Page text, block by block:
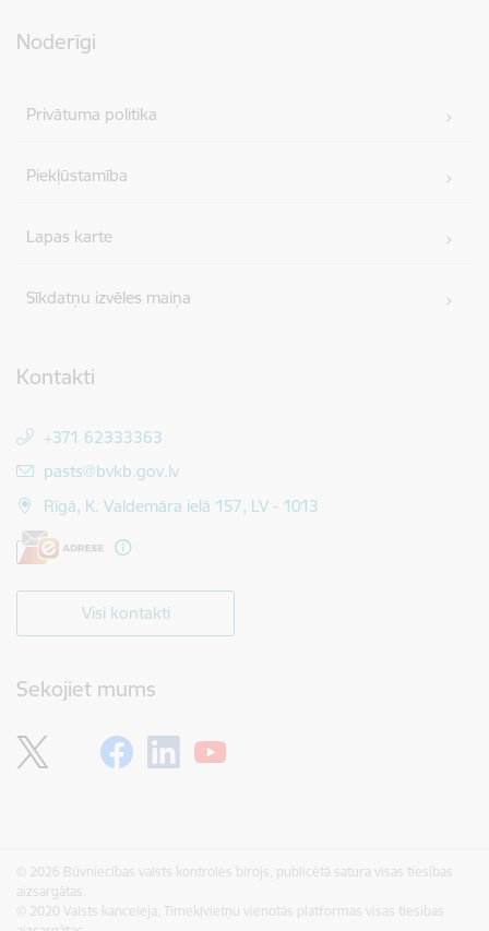
Noderīgi
Privātuma politika
Piekļūstamība
Lapas karte
Sīkdatņu izvēles maiņa
Kontakti
+371 62333363
E-pasts:
pasts@bvkb.gov.lv
Rīgā, K. Valdemāra ielā 157, LV - 1013
Visi kontakti
Sekojiet mums
© 2026 Būvniecības valsts kontroles birojs, publicētā satura visas tiesības
aizsargātas.
© 2020 Valsts kanceleja, Tīmekļvietņu vienotās platformas visas tiesības